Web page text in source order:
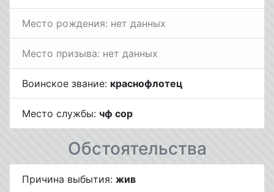
Место рождения: нет данных
Место призыва: нет данных
Воинское звание: краснофлотец
Место службы: чф сор
Обстоятельства
Причина выбытия: жив